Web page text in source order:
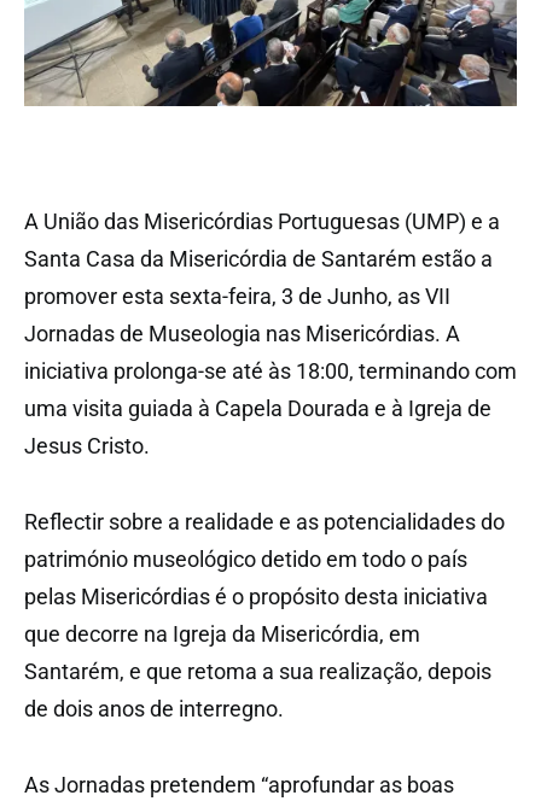
A União das Misericórdias Portuguesas (UMP) e a
Santa Casa da Misericórdia de Santarém estão a
promover esta sexta-feira, 3 de Junho, as VII
Jornadas de Museologia nas Misericórdias. A
iniciativa prolonga-se até às 18:00, terminando com
uma visita guiada à Capela Dourada e à Igreja de
Jesus Cristo.
Reflectir sobre a realidade e as potencialidades do
património museológico detido em todo o país
pelas Misericórdias é o propósito desta iniciativa
que decorre na Igreja da Misericórdia, em
Santarém, e que retoma a sua realização, depois
de dois anos de interregno.
As Jornadas pretendem “aprofundar as boas